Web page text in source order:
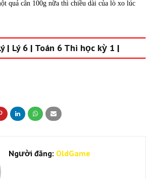
quả cân 100g nữa thì chiều dài của lò xo lúc
| Lý 6 | Toán 6 Thi học kỳ 1 |
Người đăng: OldGame